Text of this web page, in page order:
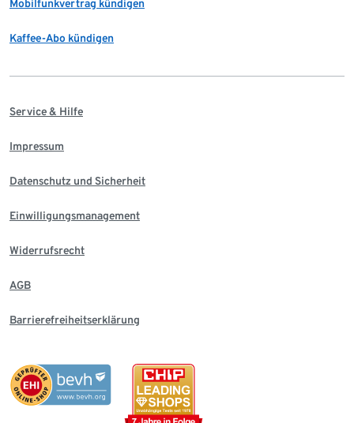
Mobilfunkvertrag kündigen
Kaffee-Abo kündigen
Service & Hilfe
Impressum
Datenschutz und Sicherheit
Einwilligungsmanagement
Widerrufsrecht
AGB
Barrierefreiheitserklärung